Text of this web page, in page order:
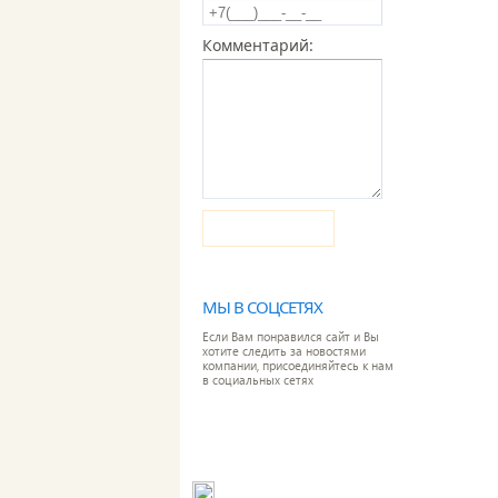
Комментарий:
МЫ В СОЦСЕТЯХ
Если Вам понравился сайт и Вы
хотите следить за новостями
компании, присоединяйтесь к нам
в социальных сетях